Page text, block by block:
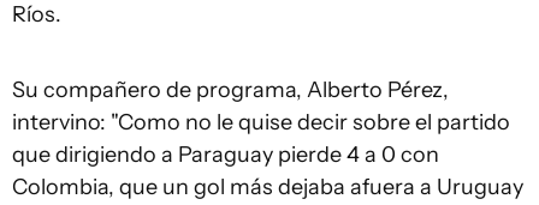
Ríos.
Su compañero de programa, Alberto Pérez,
intervino: "Como no le quise decir sobre el partido
que dirigiendo a Paraguay pierde 4 a 0 con
Colombia, que un gol más dejaba afuera a Uruguay